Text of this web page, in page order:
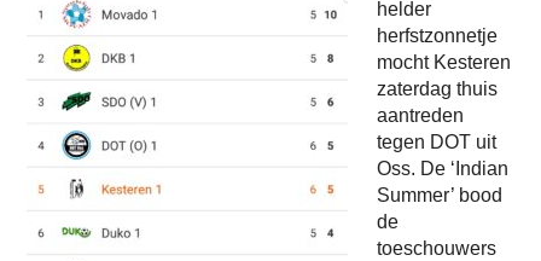
helder
herfstzonnetje
mocht Kesteren
zaterdag thuis
aantreden
tegen DOT uit
Oss. De ‘Indian
Summer’ bood
de
toeschouwers